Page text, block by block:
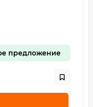
предложение